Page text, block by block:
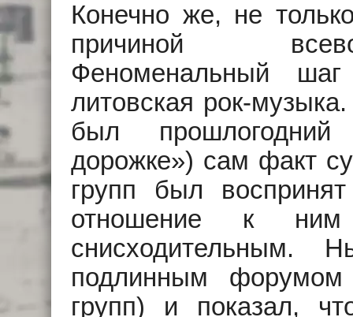
Конечно же, не
причиной
Феноменальный
литовская рок-
был
дорожке») сам факт
групп был
отношение к ним
снисходительным.
подлинным форумом
групп) и показал,